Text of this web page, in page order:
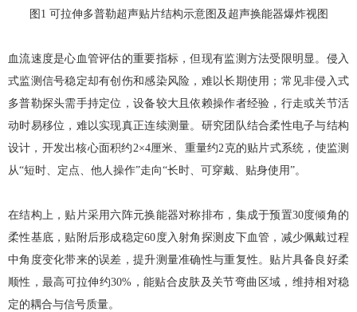
图 1 可拉伸多普勒超声贴片结构示意图及超声换能器爆炸视图
血流速度是心血管评估的重要指标，但现有监测方法受限明显。侵入
式监测信号稳定却有创伤和感染风险，难以长期使用；常见非侵入式
多普勒探头需手持定位，设备较大且依赖操作者经验，行走或关节活
动时易移位，难以实现真正连续测量。研究团队结合柔性电子与结构
设计，开发出核心面积约2×4厘米、重量约2克的贴片式系统，使监测
从“短时、定点、他人操作”走向“长时、可穿戴、贴身使用”。
在结构上，贴片采用六阵元换能器对称排布，集成于预置30度倾角的
柔性基底，贴附后形成稳定60度入射角探测皮下血管，减少佩戴过程
中角度变化带来的误差，提升测量准确性与重复性。贴片具备良好柔
顺性，最高可拉伸约30% ，能贴合皮肤及关节弯曲区域，维持相对稳
定的耦合与信号质量。